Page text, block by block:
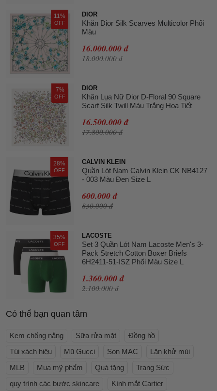
11%
OFF
DIOR
Khăn Dior Silk Scarves Multicolor Phối
Màu
16.000.000 đ
18.000.000 đ
7%
OFF
DIOR
Khăn Lụa Nữ Dior D-Floral 90 Square
Scarf Silk Twill Màu Trắng Họa Tiết
16.500.000 đ
17.800.000 đ
28%
OFF
CALVIN KLEIN
Quần Lót Nam Calvin Klein CK NB4127
- 003 Màu Đen Size L
600.000 đ
830.000 đ
35%
OFF
LACOSTE
Set 3 Quần Lót Nam Lacoste Men's 3-
Pack Stretch Cotton Boxer Briefs
6H2411-51-ISZ Phối Màu Size L
1.360.000 đ
2.100.000 đ
Có thể bạn quan tâm
Kem chống nắng Sữa rửa mặt
Đồng hồ
Túi xách hiệu
Mũ Gucci Son MAC
Lăn khử mùi
MLB
Mua mỹ phẩm Quà tặng
Trang Sức
quy trình các bước skincare
Kính mắt Cartier